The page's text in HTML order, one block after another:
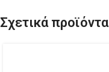
Σχετικά προϊόντα